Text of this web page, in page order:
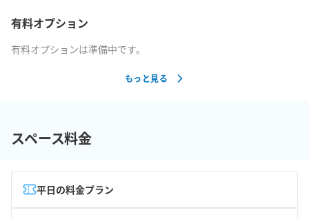
有料オプション
有料オプションは準備中です。
もっと見る
スペース料金
平日の料金プラン